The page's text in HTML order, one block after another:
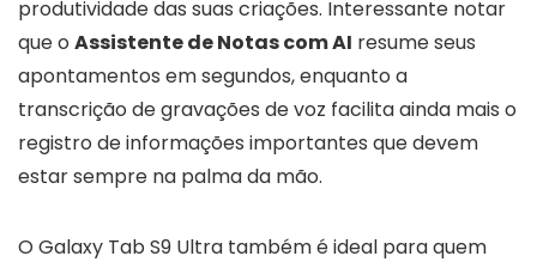
produtividade das suas criações. Interessante notar
que o Assistente de Notas com AI resume seus
apontamentos em segundos, enquanto a
transcrição de gravações de voz facilita ainda mais o
registro de informações importantes que devem
estar sempre na palma da mão.
O Galaxy Tab S9 Ultra também é ideal para quem